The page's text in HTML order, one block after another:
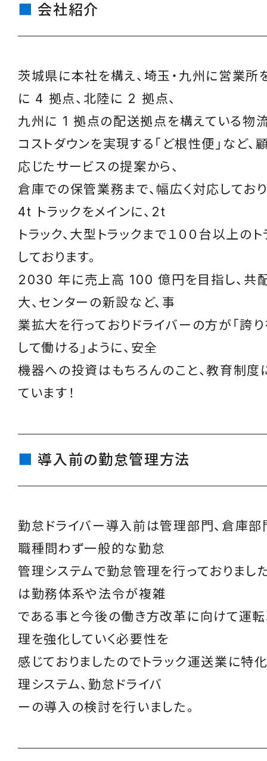
会社紹介
茨城県に本社を構え、埼玉・九州に営業所
に 4 拠点、北陸に 2 拠点、
九州に 1 拠点の配送拠点を構えている物
コストダウンを実現する「ど根性便」など、
応じたサービスの提案から、
倉庫での保管業務まで、幅広く対応してお
4t トラックをメインに、2t
トラック、大型トラックまで１００台以上の
しております。
2030 年に売上高 100 億円を目指し、共
大、センターの新設など、事
業拡大を行っておりドライバーの方が「誇
して働ける」ように、安全
機器への投資はもちろんのこと、教育制度
ています！
導入前の勤怠管理方法
勤怠ドライバー導入前は管理部門、倉庫部
職種問わず一般的な勤怠
管理システムで勤怠管理を行っておりまし
は勤務体系や法令が複雑
である事と今後の働き方改革に向けて運
理を強化していく必要性を
感じておりましたのでトラック運送業に特
理システム、勤怠ドライバ
ーの導入の検討を行いました。